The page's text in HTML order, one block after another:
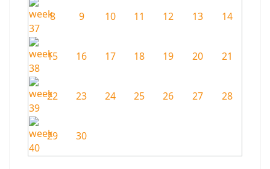
8 9 10 11 12 13 14
15 16 17 18 19 20 21
22 23 24 25 26 27 28
29 30